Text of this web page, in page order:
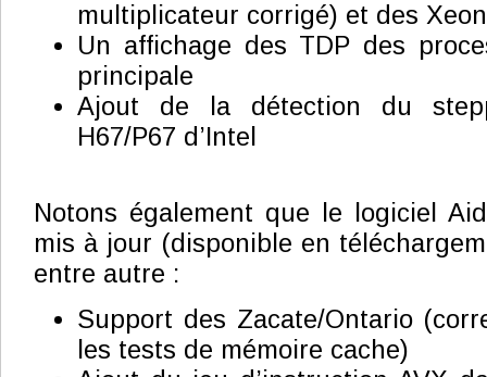
multiplicateur corrigé) et des
Un affichage des TDP des
principale
Ajout de la détection du
H67/P67 d’Intel
Notons également que le logiciel
mis à jour (disponible en
entre autre :
Support des Zacate/Ontario
les tests de mémoire cache)